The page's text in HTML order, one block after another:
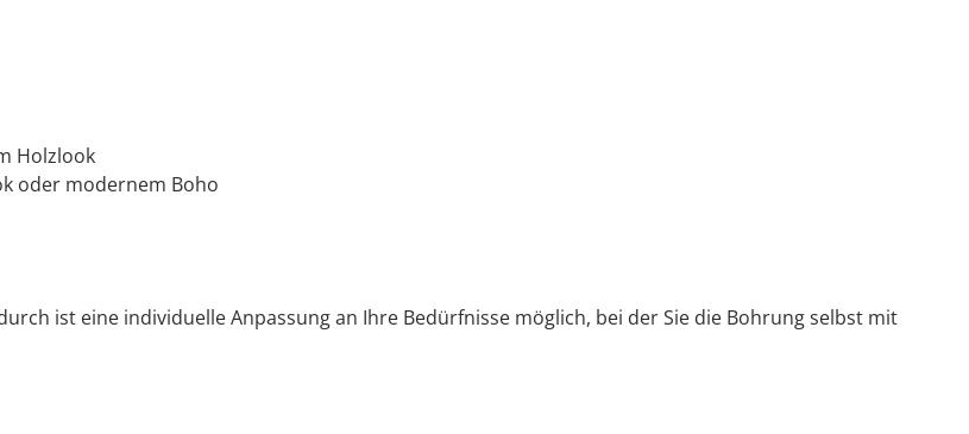
Holzlook
oder modernem Boho
ist eine individuelle Anpassung an Ihre Bedürfnisse möglich, bei der Sie die Bohrung selbst mit